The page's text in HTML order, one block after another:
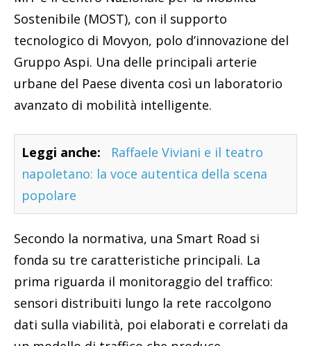
Sostenibile (MOST), con il supporto
tecnologico di Movyon, polo d’innovazione del
Gruppo Aspi. Una delle principali arterie
urbane del Paese diventa così un laboratorio
avanzato di mobilità intelligente.
Leggi anche:
Raffaele Viviani e il teatro
napoletano: la voce autentica della scena
popolare
Secondo la normativa, una Smart Road si
fonda su tre caratteristiche principali. La
prima riguarda il monitoraggio del traffico:
sensori distribuiti lungo la rete raccolgono
dati sulla viabilità, poi elaborati e correlati da